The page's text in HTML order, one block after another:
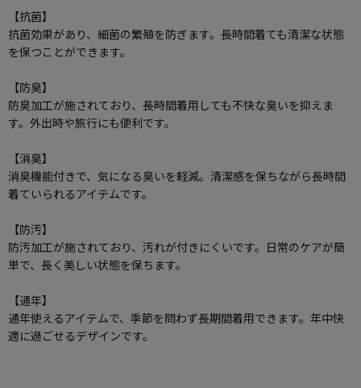
【抗菌】
抗菌効果があり、細菌の繁殖を防ぎます。長時間着ても清潔な状態
を保つことができます。
【防臭】
防臭加工が施されており、長時間着用しても不快な臭いを抑えま
す。外出時や旅行にも便利です。
【消臭】
消臭機能付きで、気になる臭いを軽減。清潔感を保ちながら長時間
着ていられるアイテムです。
【防汚】
防汚加工が施されており、汚れが付きにくいです。日常のケアが簡
単で、長く美しい状態を保ちます。
【通年】
通年使えるアイテムで、季節を問わず長期間着用できます。年中快
適に過ごせるデザインです。